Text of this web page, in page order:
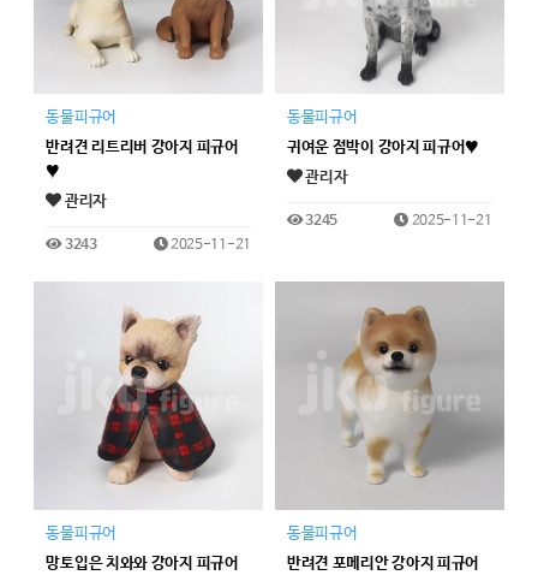
동물피규어
반려견 리트리버 강아지 피규어
♥
관리자
3243 2025-11-21
동물피규어
귀여운 점박이 강아지 피규어♥
관리자
3245 2025-11-21
동물피규어
망토입은 치와와 강아지 피규어
동물피규어
반려견 포메리안 강아지 피규어